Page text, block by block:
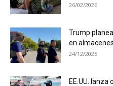
26/02/2026
Trump
en
24/12/2025
EE.UU.